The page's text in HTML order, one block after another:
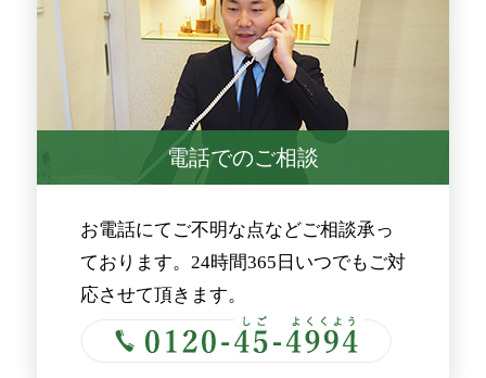
電話でのご相談
お電話にてご不明な点などご相談承っ
ております。24時間365日いつでもご対
応させて頂きます。